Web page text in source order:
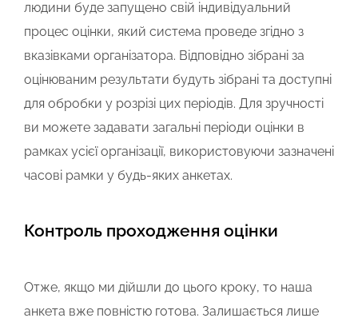
людини буде запущено свій індивідуальний
процес оцінки, який система проведе згідно з
вказівками організатора. Відповідно зібрані за
оцінюваним результати будуть зібрані та доступні
для обробки у розрізі цих періодів. Для зручності
ви можете задавати загальні періоди оцінки в
рамках усієї організації, використовуючи зазначені
часові рамки у будь-яких анкетах.
Контроль проходження оцінки
Отже, якщо ми дійшли до цього кроку, то наша
анкета вже повністю готова. Залишається лише